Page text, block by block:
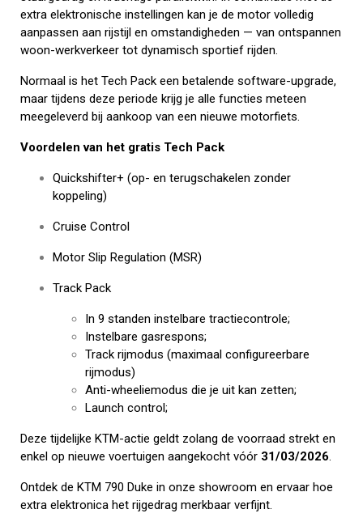
extra elektronische instellingen kan je de motor volledig
aanpassen aan rijstijl en omstandigheden — van ontspannen
woon-werkverkeer tot dynamisch sportief rijden.
Normaal is het Tech Pack een betalende software-upgrade,
maar tijdens deze periode krijg je alle functies meteen
meegeleverd bij aankoop van een nieuwe motorfiets.
Voordelen van het gratis Tech Pack
Quickshifter+ (op- en terugschakelen zonder
koppeling)
Cruise Control
Motor Slip Regulation (MSR)
Track Pack
In 9 standen instelbare tractiecontrole;
Instelbare gasrespons;
Track rijmodus (maximaal configureerbare
rijmodus)
Anti-wheeliemodus die je uit kan zetten;
Launch control;
Deze tijdelijke KTM-actie geldt zolang de voorraad strekt en
enkel op nieuwe voertuigen aangekocht vóór 31/03/2026
Ontdek de KTM 790 Duke in onze showroom en ervaar hoe
extra elektronica het rijgedrag merkbaar verfijnt.